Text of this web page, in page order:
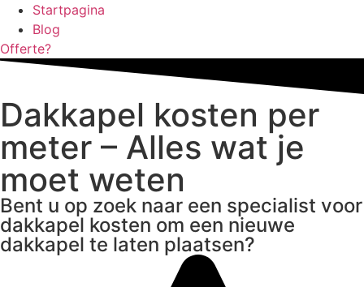
Startpagina
Blog
Offerte?
Dakkapel kosten per
meter – Alles wat je
moet weten
Bent u op zoek naar een specialist voor
dakkapel kosten om een nieuwe
dakkapel te laten plaatsen?